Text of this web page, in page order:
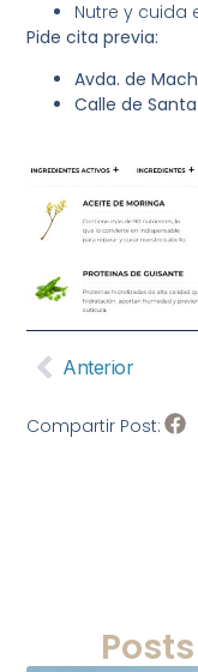
Nutre y cuida
Pide cita previa:
Avda. de
Calle de
Anterior
Compartir Post: